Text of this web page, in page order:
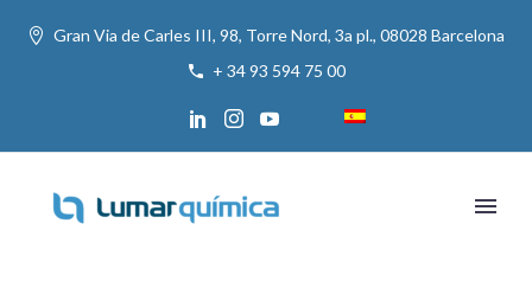
Gran Via de Carles III, 98, Torre Nord, 3a pl., 08028 Barcelona
+ 34 93 594 75 00